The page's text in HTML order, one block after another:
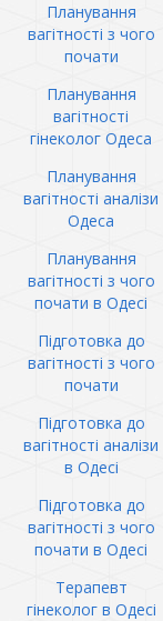
Планування
вагітності з чого
почати
Планування
вагітності
гінеколог Одеса
Планування
вагітності аналізи
Одеса
Планування
вагітності з чого
почати в Одесі
Підготовка до
вагітності з чого
почати
Підготовка до
вагітності аналізи
в Одесі
Підготовка до
вагітності з чого
почати в Одесі
Терапевт
гінеколог в Одесі